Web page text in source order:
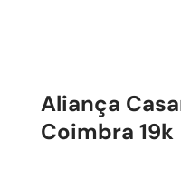
Aliança
Coimbra 19k